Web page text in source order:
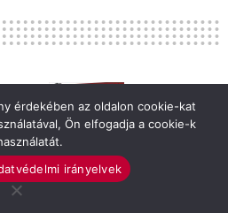
by
győzelem a
érdekében az oldalon cookie-kat
Ön elfogadja a cookie-k
irányelvek